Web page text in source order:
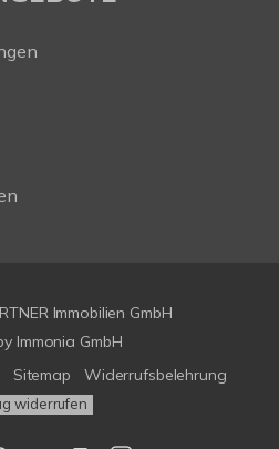
Immobilien GmbH
Immonia GmbH
Sitemap Widerrufsbelehrung
widerrufen